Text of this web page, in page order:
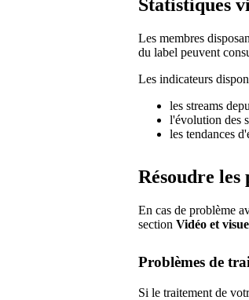
Statistiques
Les membres
du label peuvent
Les indicateurs
les streams
l'évolution des
les tendances
Résoudre
En cas de problème
section Vidéo et
Problèmes de
Si le traitement de